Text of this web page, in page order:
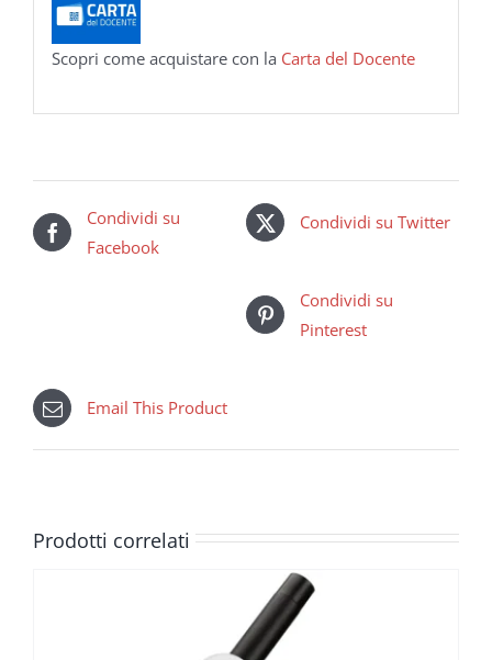
Scopri come acquistare con la Carta del Docente
Condividi su
Facebook
Condividi su Twitter
Condividi su
Pinterest
Email This Product
Prodotti correlati